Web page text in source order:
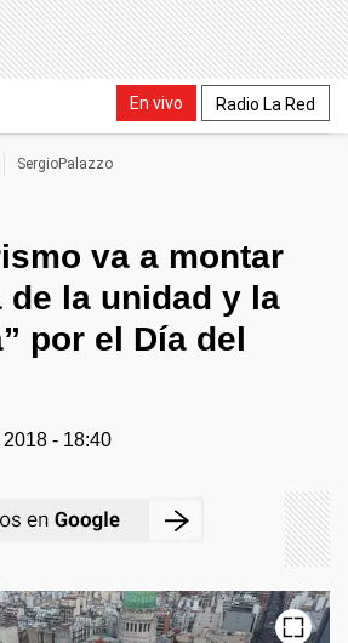
En vivo Radio La Red
SergioPalazzo
va a montar
de la unidad y la
por el Día del
- 18:40